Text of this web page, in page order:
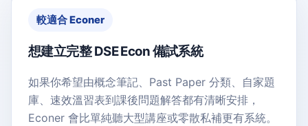
較適合 Econer
想建立完整 DSE Econ 備試系統
如果你希望由概念筆記、Past Paper 分類、自家題
庫、速效溫習表到課後問題解答都有清晰安排，
Econer 會比單純聽大型講座或零散私補更有系統。